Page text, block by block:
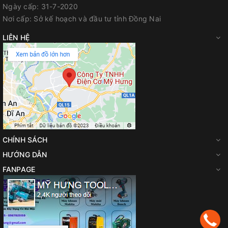
sản xuất Bosch cung cấp sẵn các dòng phụ kiện chuyên
dụng đi kèm như thiết bị mài sắc lưỡi bào HSS, thước căn vị
trí, khóa đầu lục giác và tấm dẫn hướng song song, mang
đến sự tiện lợi tối đa khi hiệu chỉnh lắp đặt.
Cơ chế núm xoay điều chỉnh độ sâu vệt bào lên tới 2.6mm kết hợp
chức năng bào xoi rãnh mộng từ 0 - 9mm vô cùng chuẩn xác
Ngày cấp: 31-7-2020
Nơi cấp: Sở kế hoạch và đầu tư tỉnh Đồng Nai
LIÊN HỆ
CHÍNH SÁCH
HƯỚNG DẪN
FANPAGE